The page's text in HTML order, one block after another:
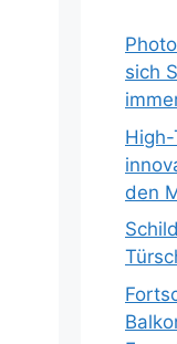
sich
den